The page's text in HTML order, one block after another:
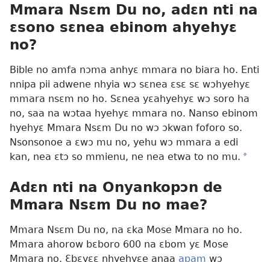
Mmara Nsɛm Du no, adɛn nti na
ɛsono sɛnea ebinom ahyehyɛ
no?
Bible no amfa nɔma anhyɛ mmara no biara ho. Enti
nnipa pii adwene nhyia wɔ sɛnea ɛsɛ sɛ wɔhyehyɛ
mmara nsɛm no ho. Sɛnea yɛahyehyɛ wɔ soro ha
no, saa na wɔtaa hyehyɛ mmara no. Nanso ebinom
hyehyɛ Mmara Nsɛm Du no wɔ ɔkwan foforo so.
Nsonsonoe a ɛwɔ mu no, yehu wɔ mmara a edi
kan, nea ɛtɔ so mmienu, ne nea etwa to no mu. a
Adɛn nti na Onyankopɔn de
Mmara Nsɛm Du no mae?
Mmara Nsɛm Du no, na ɛka Mose Mmara no ho.
Mmara ahorow bɛboro 600 na ɛbom yɛ Mose
Mmara no. Ɛbɛyɛɛ nhyehyɛe anaa apam wɔ